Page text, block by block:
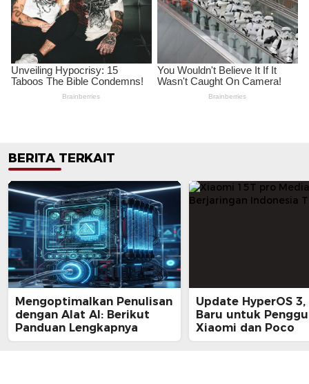
BERITA TERKAIT
Mengoptimalkan Penulisan
dengan Alat AI: Berikut
Panduan Lengkapnya
Update HyperOS
Baru untuk
Xiaomi dan Poco